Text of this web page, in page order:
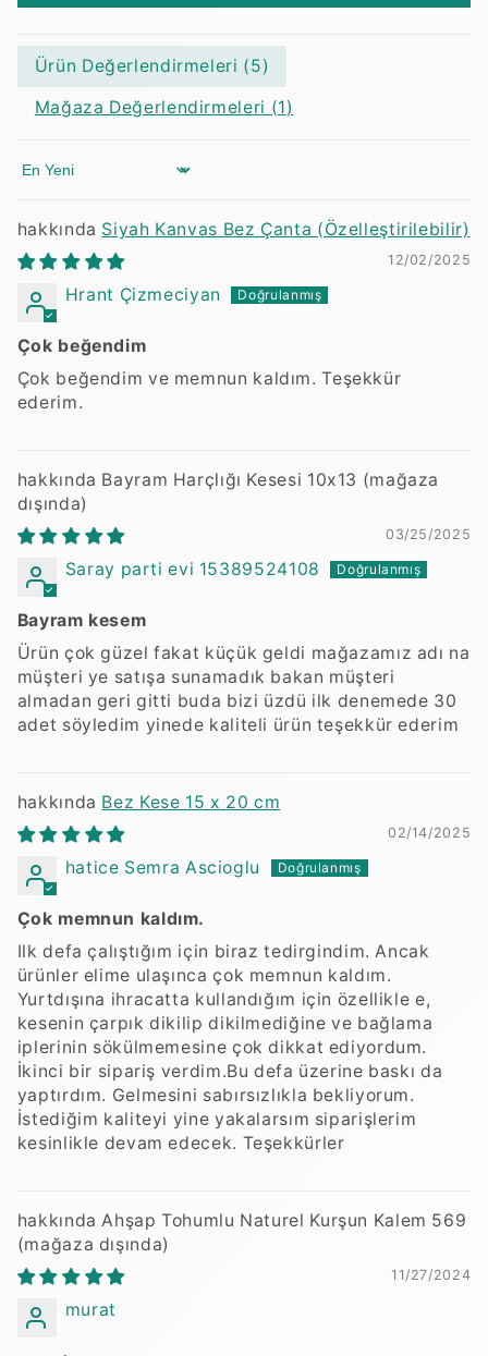
Ürün Değerlendirmeleri (5)
Mağaza Değerlendirmeleri (1)
Sort by
Siyah Kanvas Bez Çanta (Özelleştirilebilir)
12/02/2025
Hrant Çizmeciyan
Çok beğendim
Çok beğendim ve memnun kaldım. Teşekkür
ederim.
Bayram Harçlığı Kesesi 10x13
03/25/2025
Saray parti evi 15389524108
Bayram kesem
Ürün çok güzel fakat küçük geldi mağazamız adı na
müşteri ye satışa sunamadık bakan müşteri
almadan geri gitti buda bizi üzdü ilk denemede 30
adet söyledim yinede kaliteli ürün teşekkür ederim
Bez Kese 15 x 20 cm
02/14/2025
hatice Semra Ascioglu
Çok memnun kaldım.
Ilk defa çalıştığım için biraz tedirgindim. Ancak
ürünler elime ulaşınca çok memnun kaldım.
Yurtdışına ihracatta kullandığım için özellikle e,
kesenin çarpık dikilip dikilmediğine ve bağlama
iplerinin sökülmemesine çok dikkat ediyordum.
İkinci bir sipariş verdim.Bu defa üzerine baskı da
yaptırdım. Gelmesini sabırsızlıkla bekliyorum.
İstediğim kaliteyi yine yakalarsım siparişlerim
kesinlikle devam edecek. Teşekkürler
Ahşap Tohumlu Naturel Kurşun Kalem 569
11/27/2024
murat